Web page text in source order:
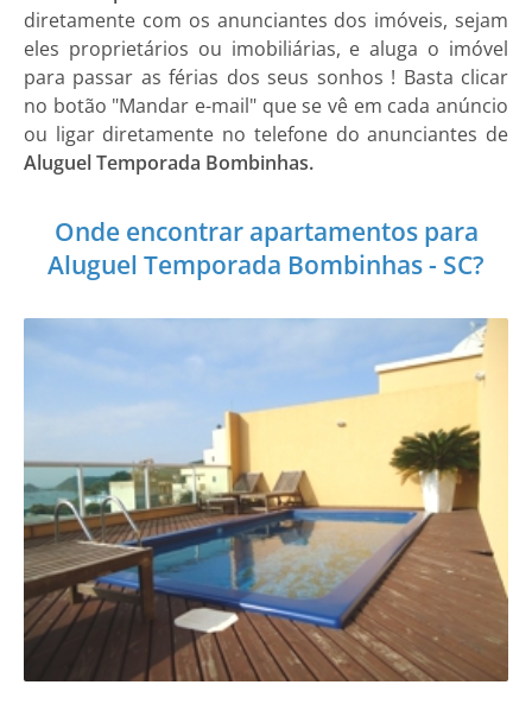
diretamente com os anunciantes dos imóveis, sejam
eles proprietários ou imobiliárias, e aluga o imóvel
para passar as férias dos seus sonhos ! Basta clicar
no botão "Mandar e-mail" que se vê em cada anúncio
ou ligar diretamente no telefone do anunciantes de
Aluguel Temporada Bombinhas.
Onde encontrar apartamentos para
Aluguel Temporada Bombinhas - SC?